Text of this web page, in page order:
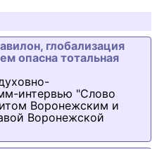
глобализация
опасна тотальная
интервью "Слово
Воронежским и
Воронежской